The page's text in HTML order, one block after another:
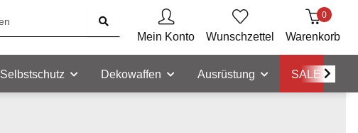
Mein Konto Wunschzettel
0
Warenkorb
Selbstschutz Dekowaffen Ausrüstung SALE